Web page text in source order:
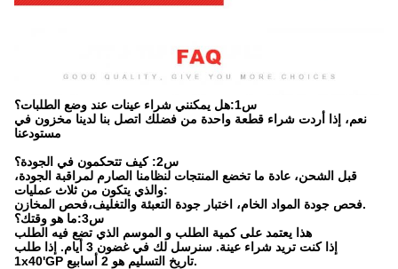
س1:هل يمكنني شراء عينات عند وضع الطلبات؟
نعم، إذا أردت شراء قطعة واحدة من فضلك اتصل بنا لدينا مخزون في
مستودعنا
س2: كيف تتحكمون في الجودة؟
قبل الشحن، عادة ما تخضع المنتجات لنظامنا الصارم لمراقبة الجودة،
والذي يتكون من ثلاث عمليات:
فحص جودة المواد الخام، اختبار جودة التعبئة والتغليف،فحص المخازن.
س3:ما هو وقتك؟
هذا يعتمد على كمية الطلب و الموسم الذي تضع فيه الطلب
إذا كنت تريد شراء عينة. سنرسل لك في غضون 3 أيام. إذا طلب
1x40'GP تاريخ التسليم هو 2 أسابيع.